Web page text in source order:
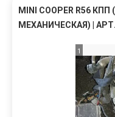
MINI COOPER R56
МЕХАНИЧЕСКАЯ) |
1